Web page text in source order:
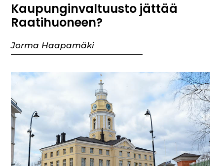
Kaupunginvaltuusto jättää
Raatihuoneen?
Jorma Haapamäki